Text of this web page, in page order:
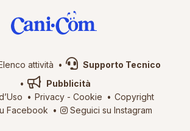
attività
Supporto Tecnico
Pubblicità
Privacy- Cookie
Copyright
Facebook
Seguici su Instagram